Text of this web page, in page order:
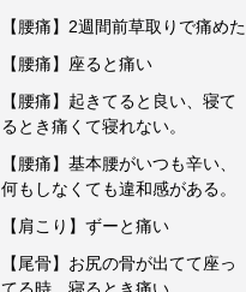
【腰痛】2週間前草取りで痛めた
【腰痛】座ると痛い
【腰痛】起きてると良い、寝て
るとき痛くて寝れない。
【腰痛】基本腰がいつも辛い、
何もしなくても違和感がある。
【肩こり】ずーと痛い
【尾骨】お尻の骨が出てて座っ